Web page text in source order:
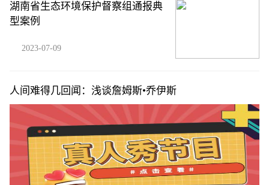
湖南省生态环境保护督察组通报典
型案例
2023-07-09
人间难得几回闻：浅谈詹姆斯•乔伊斯